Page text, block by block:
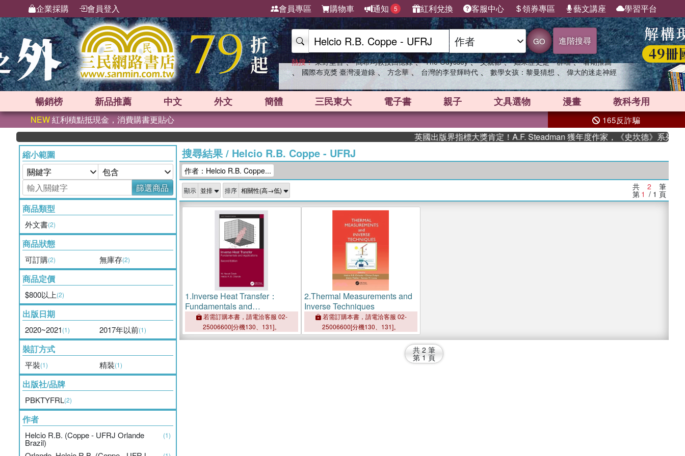
企業採購 會員登入 會員專區 購物車 通知 5 紅利兌換 客服中心 領券專區 藝文講座 學習平台
GO 進階搜尋
熱搜： 東野圭吾 、 高希均教授回憶錄 、 The Odyssey 、 父親節 、 如果歷史是一群喵 、 暑期推薦
、 國際布克獎 臺灣漫遊錄 、 方念華 、 台灣的李登輝時代 、 數學女孩：黎曼猜想 、 偉大的迷走神經
暢銷榜 新品推薦 中文 外文 簡體 三民東大 電子書 親子 文具選物 漫畫 教科考用
NEW紅利積點抵現金，消費購書更貼心 165反詐騙
英國出版界指標大獎肯定！A.F. Steadman 獲年度作家，《史坎德》系列帶你
縮小範圍
篩選商品
商品類型
外文書(2)
商品狀態
可訂購(2) 無庫存(2)
商品定價
$800以上(2)
出版日期
2020~2021(1) 2017年以前(1)
裝訂方式
平裝(1) 精裝(1)
出版社/品牌
PBKTYFRL(2)
作者
Helcio R.B. (Coppe - UFRJ Orlande
Brazil)
(1)
搜尋結果/ Helcio R.B. Coppe - UFRJ
作者：Helcio R.B. Coppe...
顯示 排序 共 2 筆
第 1 / 1 頁
1.Inverse Heat Transfer：
Fundamentals and
Applications
若需訂購本書，請電洽客服 02-
25006600[分機130、131]。
2.Thermal Measurements and
Inverse Techniques
若需訂購本書，請電洽客服 02-
25006600[分機130、131]。
共 2 筆
第 1 頁